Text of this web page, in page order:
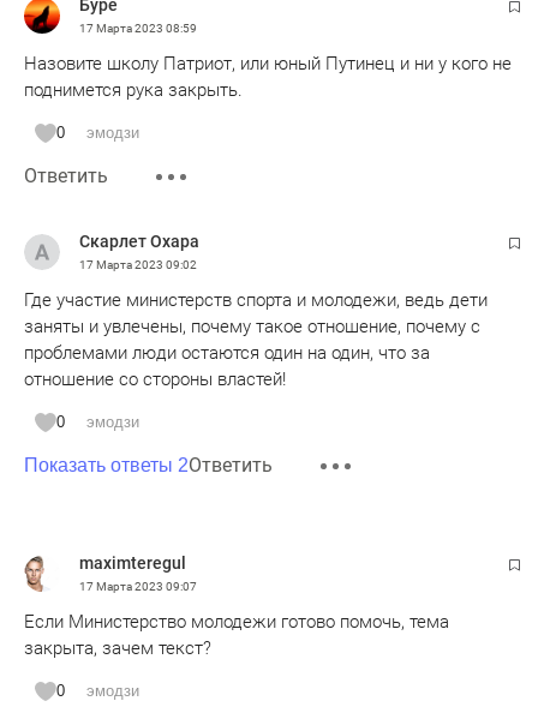
Буре
17 Марта 2023 08:59
Назовите школу Патриот, или юный Путинец и ни у кого не
поднимется рука закрыть.
0 эмодзи
Ответить
Скарлет Охара
17 Марта 2023 09:02
Где участие министерств спорта и молодежи, ведь дети
заняты и увлечены, почему такое отношение, почему с
проблемами люди остаются один на один, что за
отношение со стороны властей!
0 эмодзи
Показать ответы 2Ответить
maximteregul
17 Марта 2023 09:07
Если Министерство молодежи готово помочь, тема
закрыта, зачем текст?
0 эмодзи